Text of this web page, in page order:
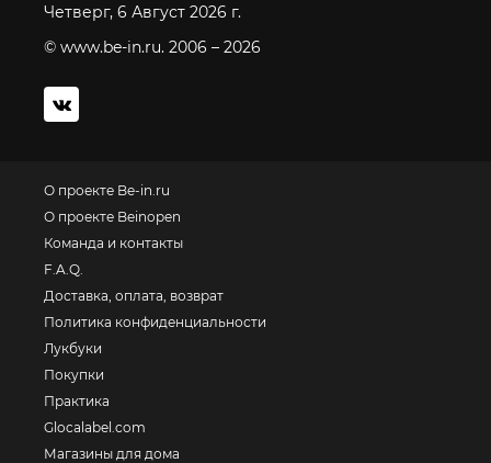
Четверг, 6 Август 2026 г.
© www.be-in.ru. 2006 – 2026
О проекте Be-in.ru
О проекте Beinopen
Команда и контакты
F.A.Q.
Доставка, оплата, возврат
Политика конфиденциальности
Лукбуки
Покупки
Практика
Glocalabel.com
Магазины для дома